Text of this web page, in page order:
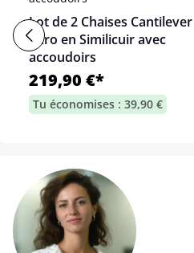
Lot de 2 Chaises Cantilever
Caro en Similicuir avec
accoudoirs
219,90 €*
Tu économises : 39,90 €